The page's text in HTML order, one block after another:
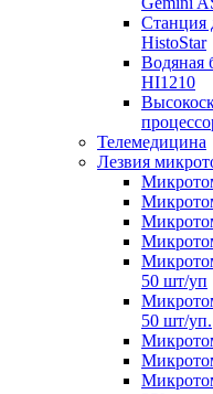
Станция
HistoStar
Водяная
HI1210
Телемедицина
Лезвия
50 шт/уп
50 шт/уп.